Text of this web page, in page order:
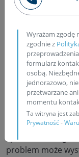
5. DPF i SCR, czyli
Filtr cząstek
a za zadanie ma
którą później,
wypala. Stąd też
wydostaje się z
gwałtownego
Bez odpowiedniej
możemy
silniku, na
spowodowanego
problem może
Wyrażam zgodę
zgodnie z
formularz
osobą.
jednorazowo,
przetwarzane
momentu
Ta witryna jest
Prywatność-